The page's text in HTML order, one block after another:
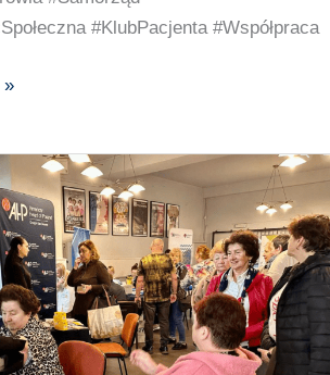
#KlubPacjenta #Współpraca
»